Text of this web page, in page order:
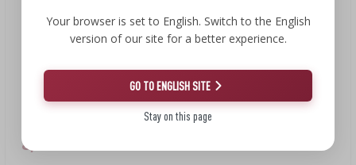
8,29 zł
Your browser is set to English. Switch to the English
version of our site for a better experience.
GO TO ENGLISH SITE
Stay on this page